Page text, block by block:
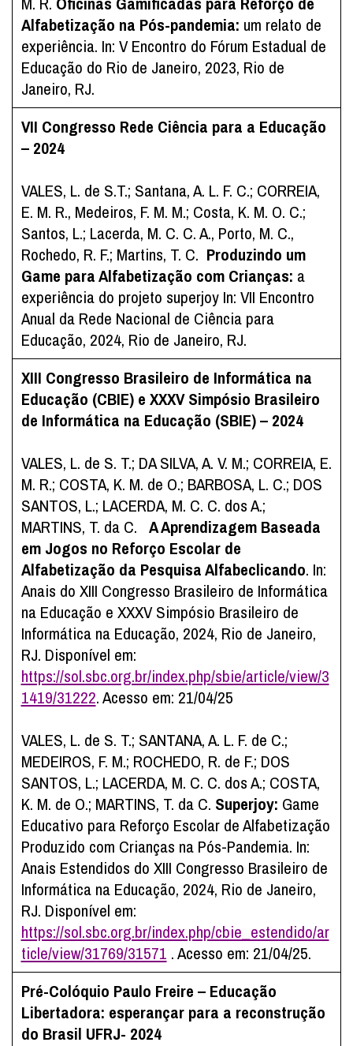
Alfabetização na Pós-pandemia: um relato de
experiência. In: V Encontro do Fórum Estadual de
Educação do Rio de Janeiro, 2023, Rio de
Janeiro, RJ.
VII Congresso Rede Ciência para a Educação
– 2024
VALES, L. de S.T.; Santana, A. L. F. C.; CORREIA,
E. M. R., Medeiros, F. M. M.; Costa, K. M. O. C.;
Santos, L.; Lacerda, M. C. C. A., Porto, M. C.,
Rochedo, R. F.; Martins, T. C. Produzindo um
Game para Alfabetização com Crianças: a
experiência do projeto superjoy In: VII Encontro
Anual da Rede Nacional de Ciência para
Educação, 2024, Rio de Janeiro, RJ.
XIII Congresso Brasileiro de Informática na
Educação (CBIE) e XXXV Simpósio Brasileiro
de Informática na Educação (SBIE) – 2024
VALES, L. de S. T.; DA SILVA, A. V. M.; CORREIA, E.
M. R.; COSTA, K. M. de O.; BARBOSA, L. C.; DOS
SANTOS, L.; LACERDA, M. C. C. dos A.;
MARTINS, T. da C. A Aprendizagem Baseada
em Jogos no Reforço Escolar de
Alfabetização da Pesquisa Alfabeclicando. In:
Anais do XIII Congresso Brasileiro de Informática
na Educação e XXXV Simpósio Brasileiro de
Informática na Educação, 2024, Rio de Janeiro,
RJ. Disponível em:
https://sol.sbc.org.br/index.php/sbie/article/view/3
1419/31222. Acesso em: 21/04/25
VALES, L. de S. T.; SANTANA, A. L. F. de C.;
MEDEIROS, F. M.; ROCHEDO, R. de F.; DOS
SANTOS, L.; LACERDA, M. C. C. dos A.; COSTA,
K. M. de O.; MARTINS, T. da C. Superjoy: Game
Educativo para Reforço Escolar de Alfabetização
Produzido com Crianças na Pós-Pandemia. In:
Anais Estendidos do XIII Congresso Brasileiro de
Informática na Educação, 2024, Rio de Janeiro,
RJ. Disponível em:
https://sol.sbc.org.br/index.php/cbie_estendido/ar
ticle/view/31769/31571 . Acesso em: 21/04/25.
Pré-Colóquio Paulo Freire – Educação
Libertadora: esperançar para a reconstrução
do Brasil UFRJ- 2024